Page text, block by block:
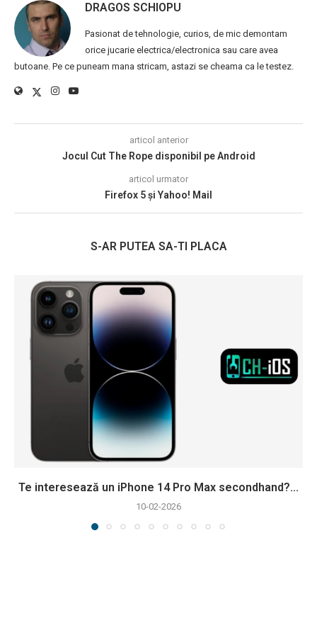
DRAGOS SCHIOPU
Pasionat de tehnologie, curios, de mic demontam
orice jucarie electrica/electronica sau care avea
butoane. Pe ce puneam mana stricam, astazi se cheama ca le testez.
articol anterior
Jocul Cut The Rope disponibil pe Android
articol urmator
Firefox 5 și Yahoo! Mail
S-AR PUTEA SA-TI PLACA
Te interesează un iPhone 14 Pro Max secondhand?...
10-02-2026